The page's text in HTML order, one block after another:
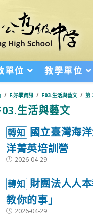
單位 教學單位
生活與藝文
/ F.好學資訊 / F03.生活與藝文 / 第
轉知 國立臺灣海
洋菁英培訓營
Post2026-04-29
轉知 財團法人人
教你的事」
Post2026-04-29